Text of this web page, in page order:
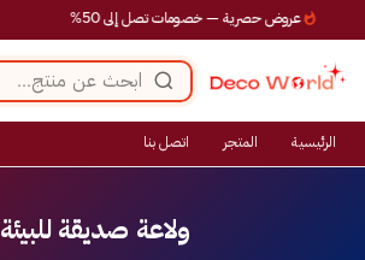
عروض حصرية — خصومات تصل إلى 50%
الرئيسية المتجر اتصل بنا
ولاعة صديقة للبيئة